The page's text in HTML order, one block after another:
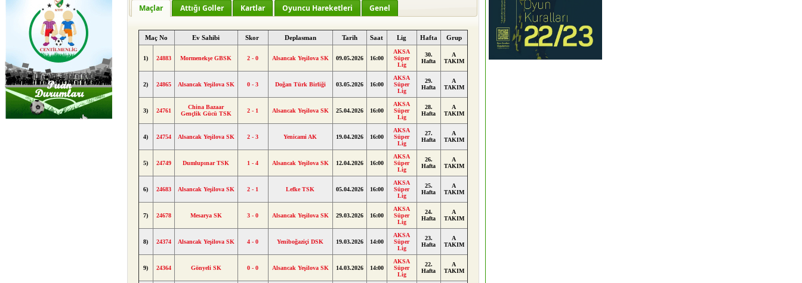
Maçlar Attığı Goller Kartlar Oyuncu Hareketleri Genel
Maç No Ev Sahibi Skor Deplasman Tarih Saat Lig Hafta Grup
1) 24883 Mormenekşe GBSK 2 - 0 Alsancak Yeşilova SK 09.05.2026 16:00
AKSA
Süper
Lig
30.
Hafta
A
TAKIM
2) 24865 Alsancak Yeşilova SK 0 - 3 Doğan Türk Birliği 03.05.2026 16:00
AKSA
Süper
Lig
29.
Hafta
A
TAKIM
3) 24761
China Bazaar
Gençlik Gücü TSK
2 - 1 Alsancak Yeşilova SK 25.04.2026 16:00
AKSA
Süper
Lig
28.
Hafta
A
TAKIM
4) 24754 Alsancak Yeşilova SK 2 - 3 Yenicami AK 19.04.2026 16:00
AKSA
Süper
Lig
27.
Hafta
A
TAKIM
5) 24749 Dumlupınar TSK 1 - 4 Alsancak Yeşilova SK 12.04.2026 16:00
AKSA
Süper
Lig
26.
Hafta
A
TAKIM
6) 24683 Alsancak Yeşilova SK 2 - 1 Lefke TSK 05.04.2026 16:00
AKSA
Süper
Lig
25.
Hafta
A
TAKIM
7) 24678 Mesarya SK 3 - 0 Alsancak Yeşilova SK 29.03.2026 16:00
AKSA
Süper
Lig
24.
Hafta
A
TAKIM
8) 24374 Alsancak Yeşilova SK 4 - 0 Yeniboğaziçi DSK 19.03.2026 14:00
AKSA
Süper
Lig
23.
Hafta
A
TAKIM
9) 24364 Gönyeli SK 0 - 0 Alsancak Yeşilova SK 14.03.2026 14:00
AKSA
Süper
Lig
22.
Hafta
A
TAKIM